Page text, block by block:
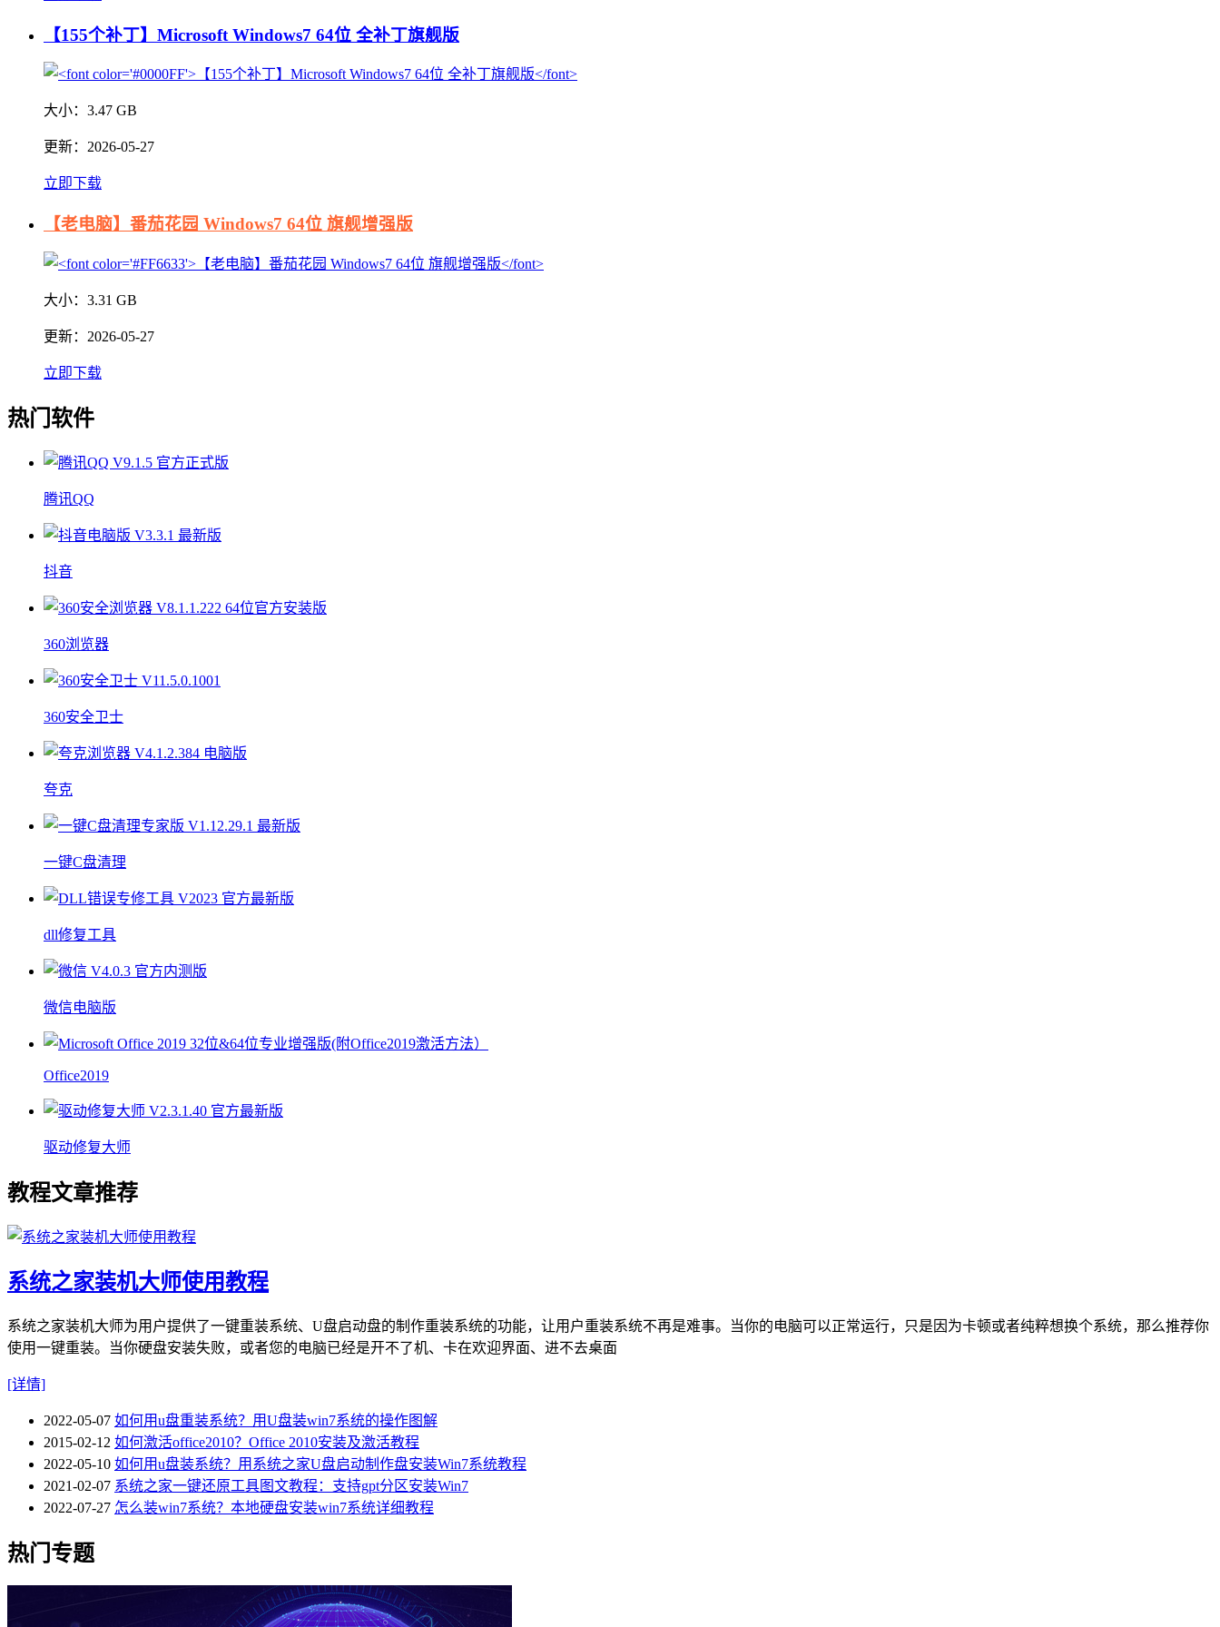
【155个补丁】Microsoft Windows7 64位 全补丁旗舰版
大小： 3.47 GB
更新： 2026-05-27
立即下载
【老电脑】番茄花园 Windows7 64位 旗舰增强版
大小： 3.31 GB
更新： 2026-05-27
立即下载
热门软件
腾讯QQ
抖音
360浏览器
360安全卫士
夸克
一键C盘清理
dll修复工具
微信电脑版
Office2019
驱动修复大师
教程文章推荐
系统之家装机大师使用教程
系统之家装机大师为用户提供了一键重装系统、U盘启动盘的制作重装系统的功能，让用户重装系统不再是难事。当你的电脑可以正常运行，只是因为卡顿或者纯粹想换个系统，那么推荐你
使用一键重装。当你硬盘安装失败，或者您的电脑已经是开不了机、卡在欢迎界面、进不去桌面
[详情]
2022-05-07 如何用u盘重装系统？用U盘装win7系统的操作图解
2015-02-12 如何激活office2010？Office 2010安装及激活教程
2022-05-10 如何用u盘装系统？用系统之家U盘启动制作盘安装Win7系统教程
2021-02-07 系统之家一键还原工具图文教程：支持gpt分区安装Win7
2022-07-27 怎么装win7系统？本地硬盘安装win7系统详细教程
热门专题